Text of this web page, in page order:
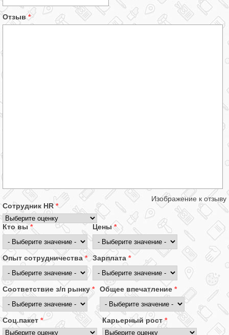
Отзыв*
Изображение к отзыву
Сотрудник HR*
Кто вы* Цены*
Опыт сотрудничества* Зарплата *
Соответствие з/п рынку* Общее впечатление *
Соц.пакет * Карьерный рост*